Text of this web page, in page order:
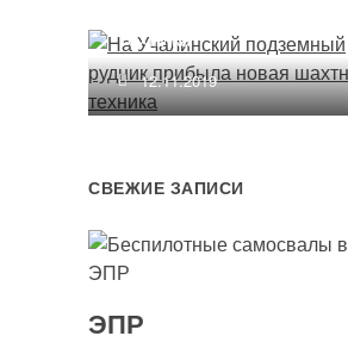
техника
12.11.2019
СВЕЖИЕ ЗАПИСИ
ЭПР